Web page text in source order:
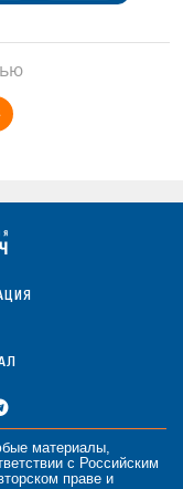
материалы,
с Российским
праве и